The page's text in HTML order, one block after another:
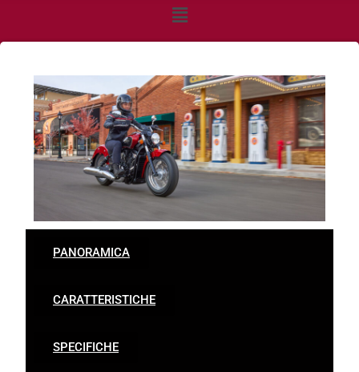
Classic
PANORAMICA
CARATTERISTICHE
SPECIFICHE